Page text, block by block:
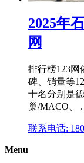
2025年
网
排行榜123网
碑、销量等
十名分别是
巢/MACO、 .
联系电话:
Menu